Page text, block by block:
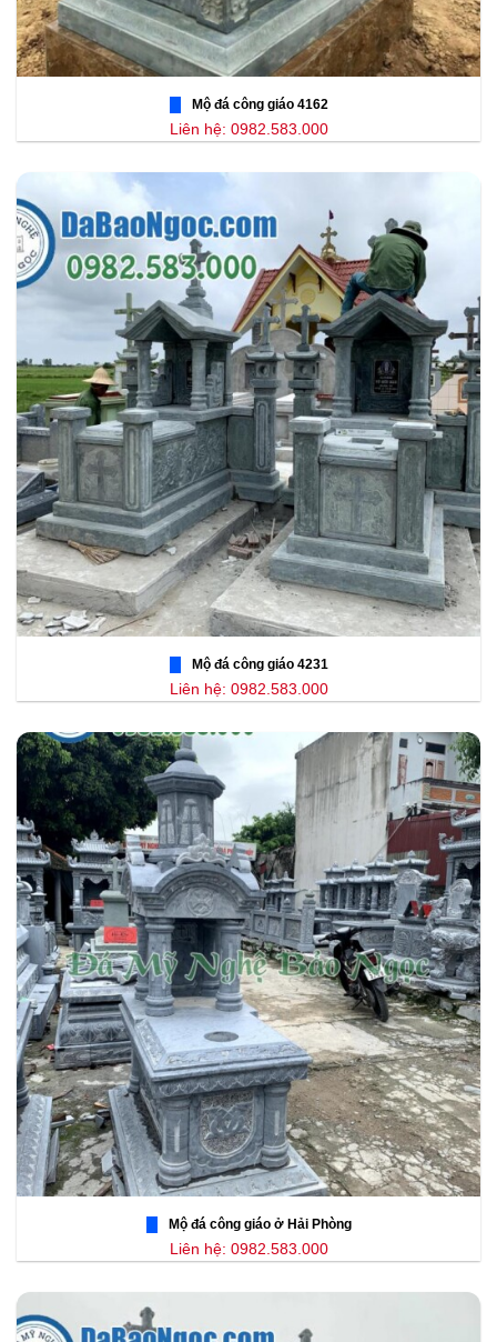
Mộ đá công giáo 4162
Liên hệ: 0982.583.000
Mộ đá công giáo 4231
Liên hệ: 0982.583.000
Mộ đá công giáo ở Hải Phòng
Liên hệ: 0982.583.000